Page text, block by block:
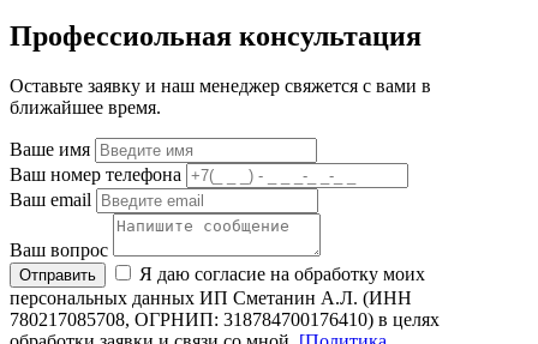
Профессиольная консультация
Оставьте заявку и наш менеджер свяжется с вами в
ближайшее время.
Ваше имя
Ваш номер телефона
Ваш email
Ваш вопрос
Отправить
Я даю согласие на обработку моих
персональных данных ИП Сметанин А.Л. (ИНН
780217085708, ОГРНИП: 318784700176410) в целях